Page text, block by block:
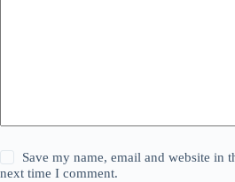
Save my name, email and website in
next time I comment.